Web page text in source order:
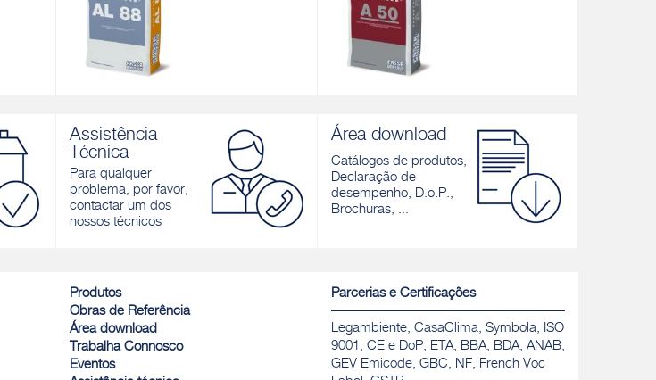
Cola-Regularizadora aligeirada de base
cimentícia, branca, para Sistemas
Fassatherm®
Descobrir
Cola-Regularizadora de elevado
desempenho, cinzenta e branca, para
Sistemas Fassatherm®
Descobrir
Assistência
Técnica
Para qualquer
problema, por favor,
contactar um dos
nossos técnicos
Área download
Catálogos de produtos,
Declaração de
desempenho, D.o.P.,
Brochuras, ...
Produtos
Obras de Referência
Área download
Trabalha Connosco
Eventos
Parcerias e Certificações
Legambiente, CasaClima, Symbola, ISO
9001, CE e DoP, ETA, BBA, BDA, ANAB,
GEV Emicode, GBC, NF, French Voc